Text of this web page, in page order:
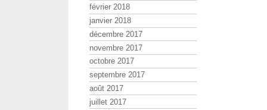
février 2018
janvier 2018
décembre 2017
novembre 2017
octobre 2017
septembre 2017
août 2017
juillet 2017